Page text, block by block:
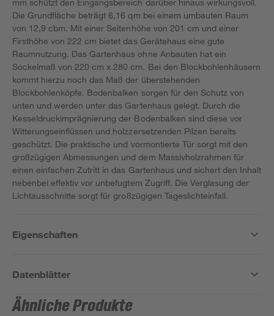
mm schützt den Eingangsbereich darüber hinaus wirkungsvoll.
Die Grundfläche beträgt 6,16 qm bei einem umbauten Raum
von 12,9 cbm. Mit einer Seitenhöhe von 201 cm und einer
Firsthöhe von 222 cm bietet das Gerätehaus eine gute
Raumnutzung. Das Gartenhaus ohne Anbauten hat ein
Sockelmaß von 220 cm x 280 cm. Bei den Blockbohlenhäusern
kommt hierzu noch das Maß der überstehenden
Blockbohlenköpfe. Bodenbalken sorgen für den Schutz von
unten und werden unter das Gartenhaus gelegt. Durch die
Kesseldruckimprägnierung der Bodenbalken sind diese vor
Witterungseinflüssen und holzzersetzenden Pilzen bereits
geschützt. Die praktische und vormontierte Tür sorgt mit den
großzügigen Abmessungen und dem Massivholzrahmen für
einen einfachen Zutritt in das Gartenhaus und sichert den Inhalt
nebenbei effektiv vor unbefugtem Zugriff. Die Verglasung der
Lichtausschnitte sorgt für großzügigen Tageslichteinfall.
Eigenschaften
Datenblätter
Ähnliche Produkte